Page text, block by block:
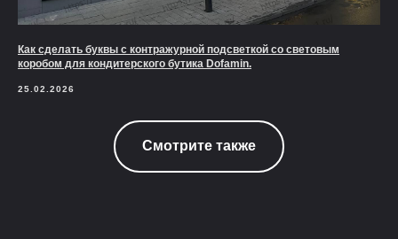
Как сделать буквы с контражурной подсветкой со световым
коробом для кондитерского бутика Dofamin.
25.02.2026
Смотрите также